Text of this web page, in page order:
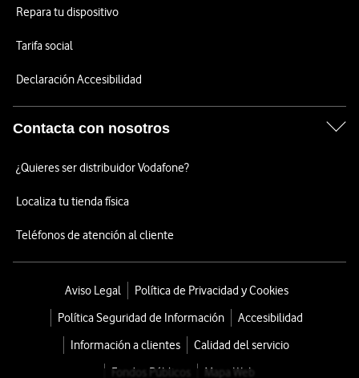
Repara tu dispositivo
Tarifa social
Declaración Accesibilidad
Contacta con nosotros
¿Quieres ser distribuidor Vodafone?
Localiza tu tienda física
Teléfonos de atención al cliente
Aviso Legal
Política de Privacidad y Cookies
Política Seguridad de Información
Accesibilidad
Información a clientes
Calidad del servicio
Fondos Públicos
Mapa Web